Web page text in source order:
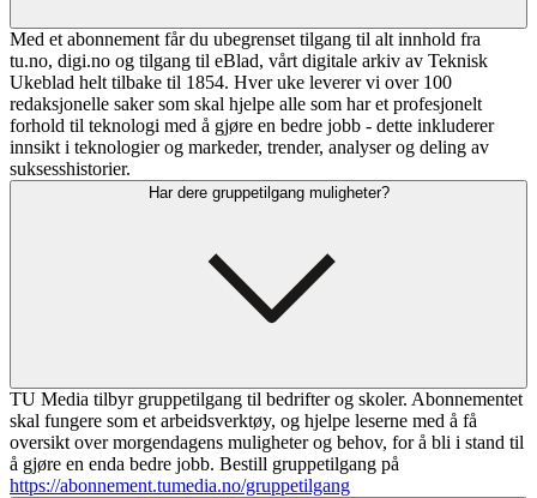
Med et abonnement får du ubegrenset tilgang til alt innhold fra
tu.no, digi.no og tilgang til eBlad, vårt digitale arkiv av Teknisk
Ukeblad helt tilbake til 1854. Hver uke leverer vi over 100
redaksjonelle saker som skal hjelpe alle som har et profesjonelt
forhold til teknologi med å gjøre en bedre jobb - dette inkluderer
innsikt i teknologier og markeder, trender, analyser og deling av
suksesshistorier.
Har dere gruppetilgang muligheter?
TU Media tilbyr gruppetilgang til bedrifter og skoler. Abonnementet
skal fungere som et arbeidsverktøy, og hjelpe leserne med å få
oversikt over morgendagens muligheter og behov, for å bli i stand til
å gjøre en enda bedre jobb. Bestill gruppetilgang på
https://abonnement.tumedia.no/gruppetilgang